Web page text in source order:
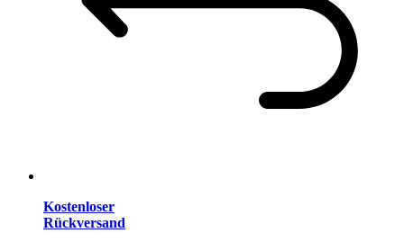
Kostenloser
Rückversand